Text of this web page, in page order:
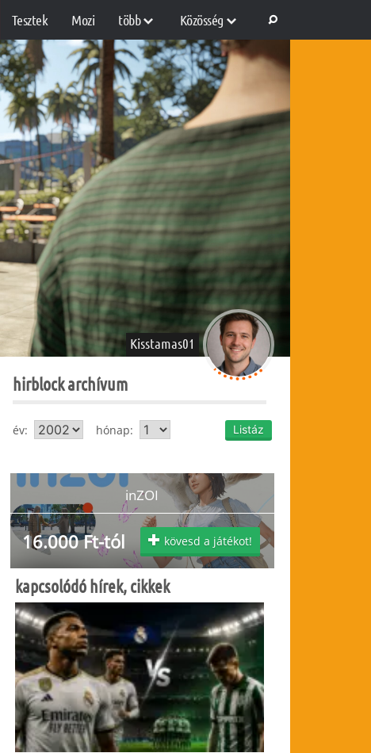
Tesztek Mozi több Közösség
Kisstamas01
hirblock archívum
év: hónap:
inZOI
16.000 Ft-tól kövesd a játékot!
kapcsolódó hírek, cikkek